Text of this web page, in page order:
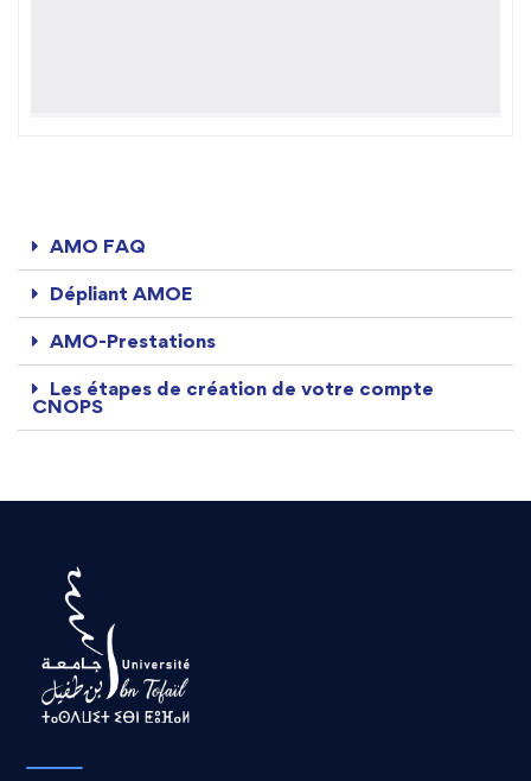
AMO FAQ
Dépliant AMOE
AMO-Prestations
Les étapes de création de votre compte
CNOPS